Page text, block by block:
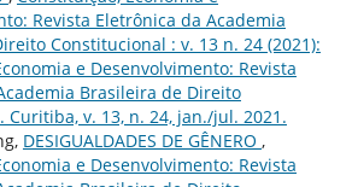
Revista Eletrônica da Academia
Constitucional : v. 13 n. 24 (2021):
e Desenvolvimento: Revista
Brasileira de Direito
Curitiba, v. 13, n. 24, jan./jul. 2021.
DESIGUALDADES DE GÊNERO ,
e Desenvolvimento: Revista